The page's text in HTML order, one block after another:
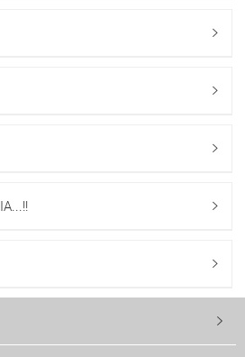





